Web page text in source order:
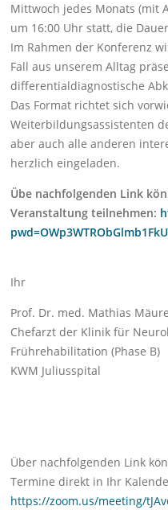
Mittwoch jedes Monats (mit
um 16:00 Uhr statt, die
Im Rahmen der Konferenz
Fall aus unserem Alltag
differentialdiagnostische
Das Format richtet sich
Weiterbildungsassistenten
aber auch alle anderen
herzlich eingeladen.
Übe nachfolgenden Link
Veranstaltung teilnehmen:
Ihr
Prof. Dr. med. Mathias
Chefarzt der Klinik für
Frührehabilitation (Phase B)
KWM Juliusspital
Über nachfolgenden Link
Termine direkt in Ihr
https://zoom.us/meeting/